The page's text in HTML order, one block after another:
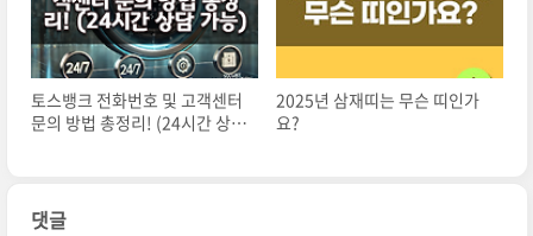
토스뱅크 전화번호 및 고객센터
문의 방법 총정리! (24시간 상담
2025년 삼재띠는 무슨 띠인가
요?
댓글